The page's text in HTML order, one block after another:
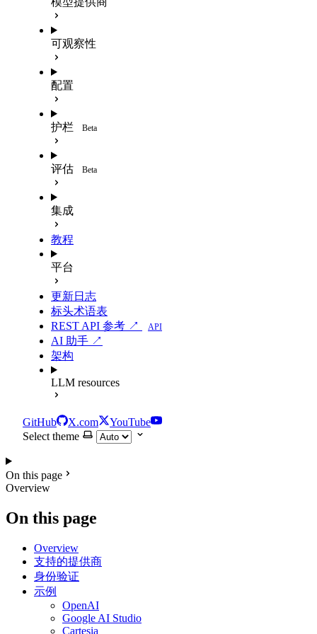
可观察性
配置
护栏 Beta
评估 Beta
集成
教程
平台
更新日志
标头术语表
REST API 参考 ↗
API
AI 助手 ↗
架构
LLM resources
GitHub X.com
YouTube
Select theme
On this page
Overview
On this page
Overview
支持的提供商
身份验证
示例
OpenAI
Google AI Studio
Cartesia